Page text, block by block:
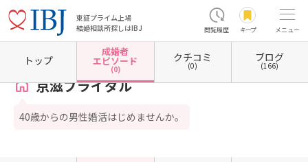
東証プライム上場
結婚相談所探しはIBJ
閲覧履歴 キープ メニュー
ホーム 滋賀県の結婚相談所 滋賀県東近江市 京滋ブライダル 成婚者エピソード一覧
京滋ブライダル
40歳からの男性婚活はじめませんか。
トップ
成婚者
エピソード
(0)
クチコミ
(0)
ブログ
(166)